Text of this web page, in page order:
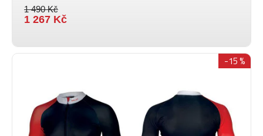
1 490 Kč
1 267 Kč
-15 %